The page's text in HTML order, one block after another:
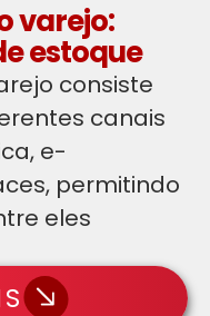
varejo:
estoque
consiste
canais
e-
permitindo
eles